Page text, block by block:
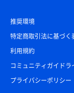
推奨環境
特定商取引法に基づく
利用規約
コミュニティガイドラ
プライバシーポリシー